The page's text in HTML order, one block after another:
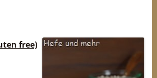
free)